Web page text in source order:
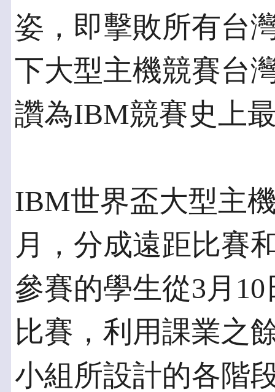
姿，即擊敗所有台
下大型主機競賽台
讚為IBM競賽史上
IBM世界盃大型主
月，分成遠距比賽
參賽的學生從3月
比賽，利用課業之
小組所設計的各階